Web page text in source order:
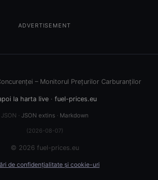
ADVERTISEMENT
– Monitorul Prețurilor Carburanților
la harta live· fuel-prices.eu
JSON · JSON extins· Markdown
(2026-08-07)
© 2026 fuel-prices.eu
de confidențialitate și cookie-uri